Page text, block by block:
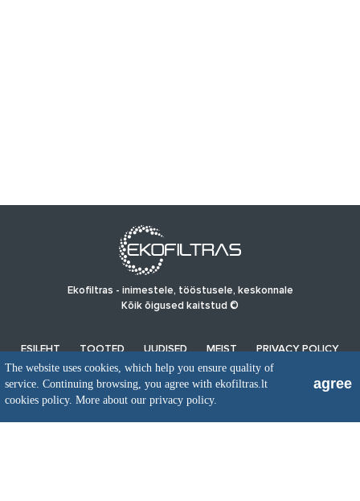
Ekofiltras - inimestele, tööstusele, keskonnale
Kõik õigused kaitstud ©
ESILEHT TOOTED UUDISED MEIST PRIVACY POLICY
UAB EkoFiltras
The website uses cookies, which help you ensure quality of
service. Continuing browsing, you agree with ekofiltras.lt
cookies policy. More about our privacy policy.
agree